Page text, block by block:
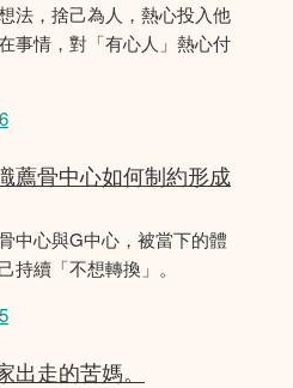
法，捨己為人，熱心投入他
事情，對「有心人」熱心付
薦骨中心如何制約形成
中心與G中心，被當下的體
持續「不想轉換」。
出走的苦媽。